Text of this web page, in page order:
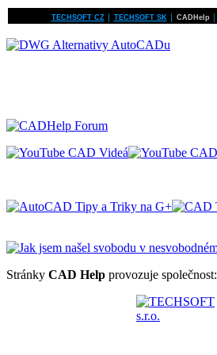
TECHSOFT CZ│ TECHSOFT SK│ CADHelp
Stránky CAD Help provozuje společnost: